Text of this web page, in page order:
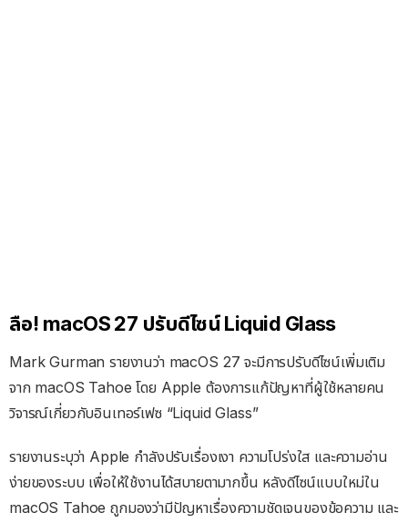
ลือ! macOS 27 ปรับดีไซน์ Liquid Glass
Mark Gurman รายงานว่า macOS 27 จะมีการปรับดีไซน์เพิ่มเติม
จาก macOS Tahoe โดย Apple ต้องการแก้ปัญหาที่ผู้ใช้หลายคน
วิจารณ์เกี่ยวกับอินเทอร์เฟซ “Liquid Glass”
รายงานระบุว่า Apple กำลังปรับเรื่องเงา ความโปร่งใส และความอ่าน
ง่ายของระบบ เพื่อให้ใช้งานได้สบายตามากขึ้น หลังดีไซน์แบบใหม่ใน
macOS Tahoe ถูกมองว่ามีปัญหาเรื่องความชัดเจนของข้อความ และ